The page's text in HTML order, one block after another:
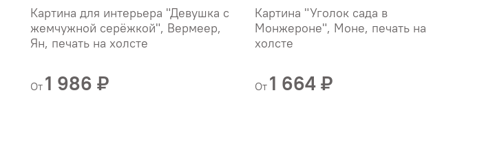
Картина для интерьера "Девушка с
жемчужной серёжкой", Вермеер,
Ян, печать на холсте
От 1 986 ₽
Картина "Уголок сада в
Монжероне", Моне, печать на
холсте
От 1 664 ₽